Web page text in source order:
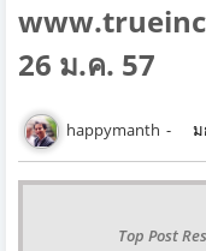
26 ม.ค. 57
happymanth ม
Top Post